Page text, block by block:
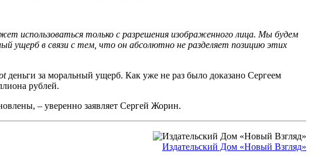
использоваться только с разрешения изображенного лица. Мы будем
ущерб в связи с тем, что он абсолютно не разделяет позицию этих
деньги за моральный ущерб. Как уже не раз было доказано Сергеем
рублей.
– уверенно заявляет Сергей Жорин.
Издательский Дом «Новый Взгляд»